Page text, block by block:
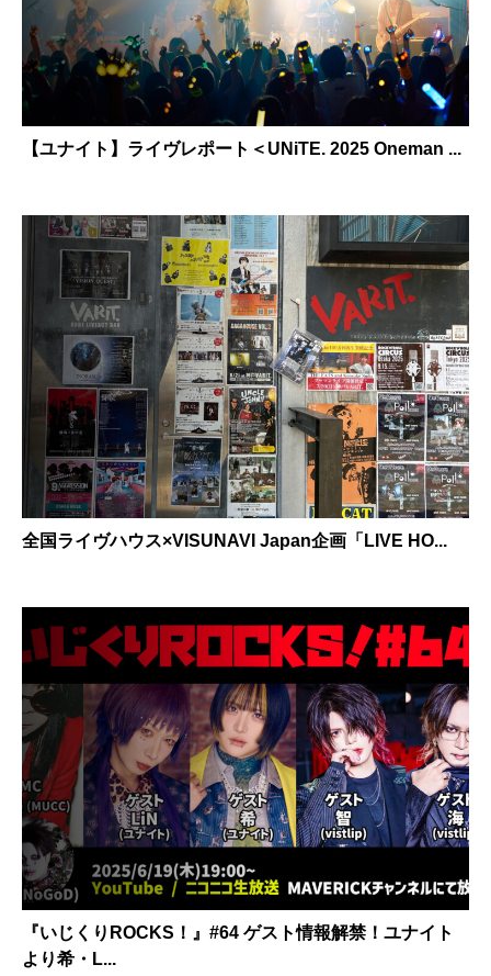
【ユナイト】ライヴレポート＜UNiTE. 2025 Oneman ...
全国ライヴハウス×VISUNAVI Japan企画「LIVE HO...
『いじくりROCKS！』#64 ゲスト情報解禁！ユナイト
より希・L...